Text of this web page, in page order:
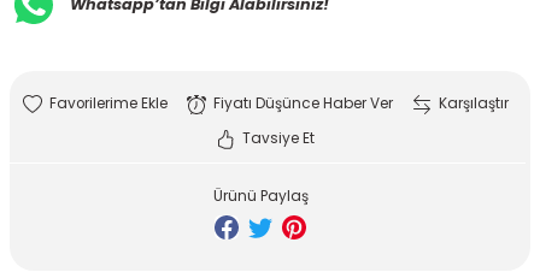
Whatsapp’tan Bilgi Alabilirsiniz!
Fiyatı Düşünce Haber Ver
Karşılaştır
Tavsiye Et
Ürünü Paylaş